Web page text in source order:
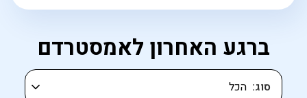
ברגע האחרון לאמסטרדם
סוג